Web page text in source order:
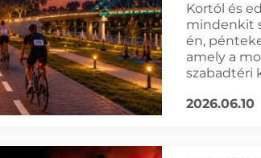
Kortól és
mindenkit
én,
amely a
szabadtéri
2026.06.10